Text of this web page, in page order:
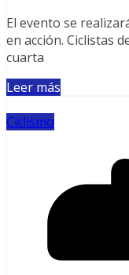
El evento se
en acción. Ciclistas
cuarta
Leer más
Ciclismo